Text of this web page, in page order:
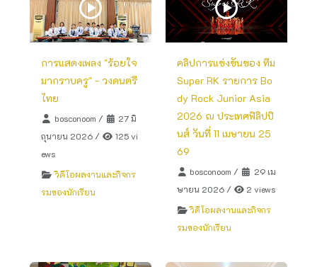
การแสดงเพลง "ร้อยใจ
มากราบครู" - วงดนตรี
ไทย
bosconoom /
27 มิ
ถุนายน 2026 /
125 vi
ews
วิดีโอผลงานและกิจกร
รมของนักเรียน
คลิปการแข่งขันของ ทีม
Super RK รายการ Bo
dy Rock Junior Asia
2026 ณ ประเทศฟิลิปปิ
นส์ วันที่ 11 เมษายน 25
69
bosconoom /
29 เม
ษายน 2026/
2 views
วิดีโอผลงานและกิจกร
รมของนักเรียน